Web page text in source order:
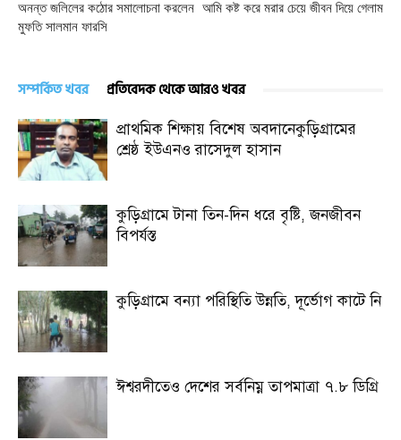
অনন্ত জলিলের কঠোর সমালোচনা করলেন
মুফতি সালমান ফারসি
আমি কষ্ট করে মরার চেয়ে জীবন দিয়ে গেলাম
সম্পর্কিত খবর প্রতিবেদক থেকে আরও খবর
প্রাথমিক শিক্ষায় বিশেষ অবদানেকুড়িগ্রামের
শ্রেষ্ঠ ইউএনও রাসেদুল হাসান
কুড়িগ্রামে টানা তিন-দিন ধরে বৃষ্টি, জনজীবন
বিপর্যস্ত
কুড়িগ্রামে বন্যা পরিস্থিতি উন্নতি, দূর্ভোগ কাটে নি
ঈশ্বরদীতেও দেশের সর্বনিম্ন তাপমাত্রা ৭.৮ ডিগ্রি